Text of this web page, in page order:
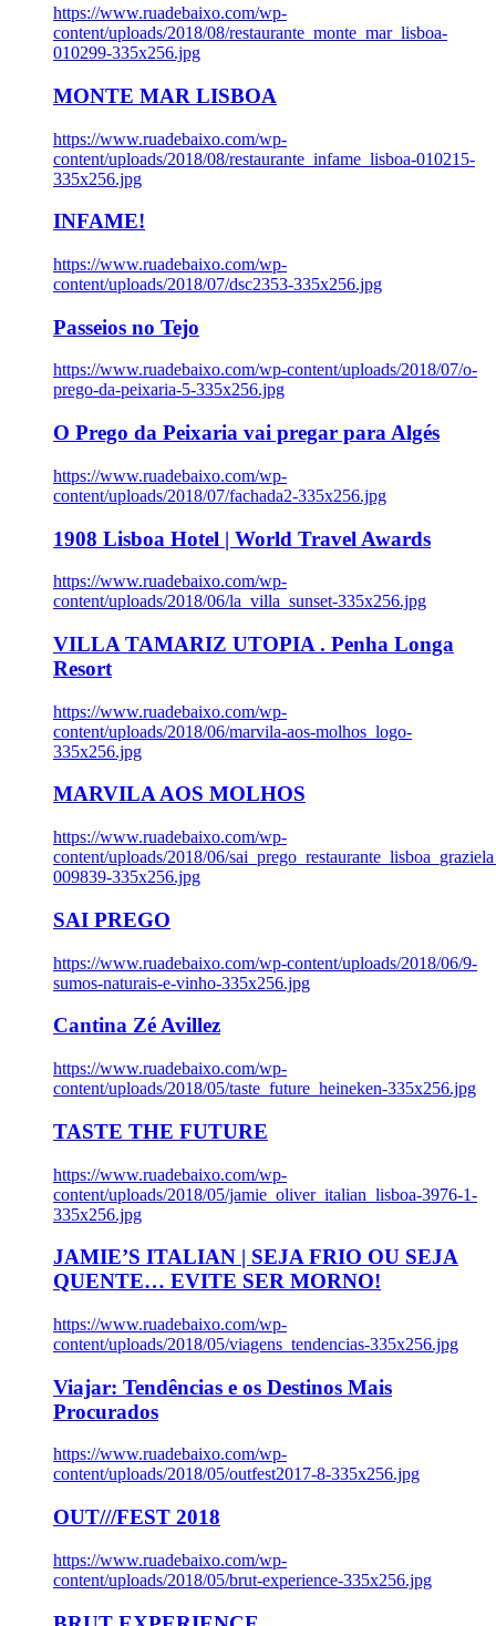
https://www.ruadebaixo.com/wp-
content/uploads/2018/08/restaurante_monte_mar_lisboa-
010299-335x256.jpg
MONTE MAR LISBOA
https://www.ruadebaixo.com/wp-
content/uploads/2018/08/restaurante_infame_lisboa-010215-
335x256.jpg
INFAME!
https://www.ruadebaixo.com/wp-
content/uploads/2018/07/dsc2353-335x256.jpg
Passeios no Tejo
https://www.ruadebaixo.com/wp-content/uploads/2018/07/o-
prego-da-peixaria-5-335x256.jpg
O Prego da Peixaria vai pregar para Algés
https://www.ruadebaixo.com/wp-
content/uploads/2018/07/fachada2-335x256.jpg
1908 Lisboa Hotel | World Travel Awards
https://www.ruadebaixo.com/wp-
content/uploads/2018/06/la_villa_sunset-335x256.jpg
VILLA TAMARIZ UTOPIA . Penha Longa
Resort
https://www.ruadebaixo.com/wp-
content/uploads/2018/06/marvila-aos-molhos_logo-
335x256.jpg
MARVILA AOS MOLHOS
https://www.ruadebaixo.com/wp-
content/uploads/2018/06/
009839-335x256.jpg
SAI PREGO
https://www.ruadebaixo.com/wp-content/uploads/2018/06/9-
sumos-naturais-e-vinho-335x256.jpg
Cantina Zé Avillez
https://www.ruadebaixo.com/wp-
content/uploads/2018/05/taste_future_heineken-335x256.jpg
TASTE THE FUTURE
https://www.ruadebaixo.com/wp-
content/uploads/2018/05/jamie_oliver_italian_lisboa-3976-1-
335x256.jpg
JAMIE’S ITALIAN | SEJA FRIO OU SEJA
QUENTE… EVITE SER MORNO!
https://www.ruadebaixo.com/wp-
content/uploads/2018/05/viagens_tendencias-335x256.jpg
Viajar: Tendências e os Destinos Mais
Procurados
https://www.ruadebaixo.com/wp-
content/uploads/2018/05/outfest2017-8-335x256.jpg
OUT///FEST 2018
https://www.ruadebaixo.com/wp-
content/uploads/2018/05/brut-experience-335x256.jpg